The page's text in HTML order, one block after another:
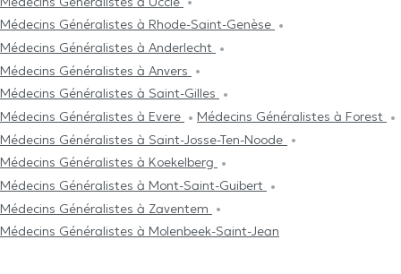
Médecins Généralistes à Rhode-Saint-Genèse
Médecins Généralistes à Anderlecht
Médecins Généralistes à Anvers
Médecins Généralistes à Saint-Gilles
Médecins Généralistes à Evere
Médecins Généralistes à Forest
Médecins Généralistes à Saint-Josse-Ten-Noode
Médecins Généralistes à Koekelberg
Médecins Généralistes à Mont-Saint-Guibert
Médecins Généralistes à Zaventem
Médecins Généralistes à Molenbeek-Saint-Jean